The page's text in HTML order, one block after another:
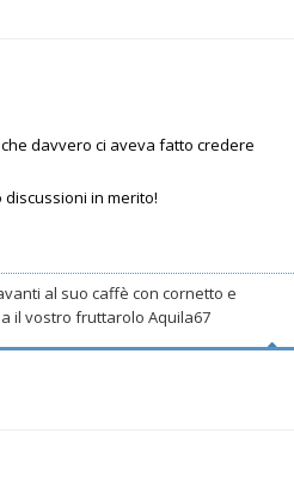
davvero ci aveva fatto credere
in merito!
al suo caffè con cornetto e
il vostro fruttarolo Aquila67